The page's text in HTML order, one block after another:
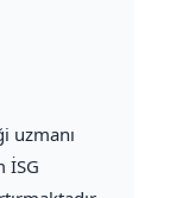
uzmanı
İSG